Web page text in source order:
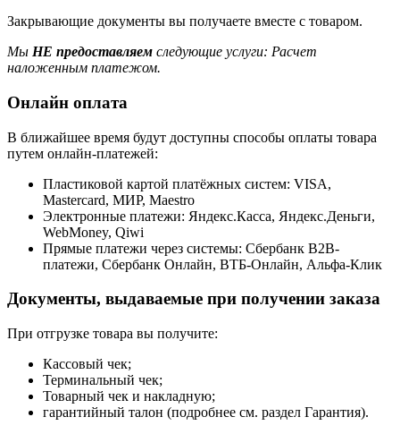
Закрывающие документы вы получаете вместе с товаром.
Мы НЕ предоставляем следующие услуги: Расчет
наложенным платежом.
Онлайн оплата
В ближайшее время будут доступны способы оплаты товара
путем онлайн-платежей:
Пластиковой картой платёжных систем: VISA,
Mastercard, МИР, Maestrо
Электронные платежи: Яндекс.Касса, Яндекс.Деньги,
WebMoney, Qiwi
Прямые платежи через системы: Сбербанк B2B-
платежи, Сбербанк Онлайн, ВТБ-Онлайн, Альфа-Клик
Документы, выдаваемые при получении заказа
При отгрузке товара вы получите:
Кассовый чек;
Терминальный чек;
Товарный чек и накладную;
гарантийный талон (подробнее см. раздел Гарантия).